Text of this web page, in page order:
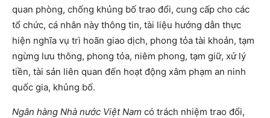
quan phòng, chống khủng bố trao đổi, cung cấp cho các
tổ chức, cá nhân này thông tin, tài liệu hướng dẫn thực
hiện nghĩa vụ trì hoãn giao dịch, phong tỏa tài khoản, tạm
ngừng lưu thông, phong tỏa, niêm phong, tạm giữ, xử lý
tiền, tài sản liên quan đến hoạt động xâm phạm an ninh
quốc gia, khủng bố.
Ngân hàng Nhà nước Việt Nam có trách nhiệm trao đổi,